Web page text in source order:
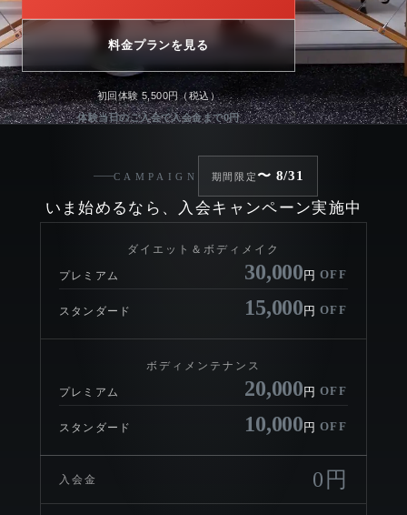
料金プランを見る
初回体験 5,500円（税込）
体験当日のご入会で入会金まで0円
CAMPAIGN 期間限定〜 8/31
いま始めるなら、入会キャンペーン実施中
ダイエット＆ボディメイク
プレミアム 30,000 円 OFF
スタンダード 15,000 円 OFF
ボディメンテナンス
プレミアム 20,000 円 OFF
スタンダード 10,000 円 OFF
入会金 0円